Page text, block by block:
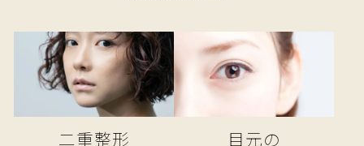
二重整形
目元の